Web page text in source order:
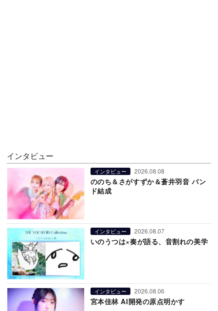
インタビュー
インタビュー 2026.08.08
ののち＆さがすずか＆蒼井羽音 バン
ド結成
インタビュー 2026.08.07
いのうつは×奏が語る、音割れの美学
インタビュー 2026.08.06
宮本佳林 AI開発の原点明かす